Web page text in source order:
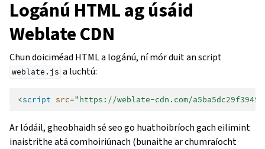
Logánú HTML ag úsáid
Weblate CDN
Chun doiciméad HTML a logánú, ní mór duit an script
weblate.js a luchtú:
<script src="https://weblate-cdn.com/
Ar lódáil, gheobhaidh sé seo go huathoibríoch gach eilimint
inaistrithe atá comhoiriúnach (bunaithe ar chumraíocht